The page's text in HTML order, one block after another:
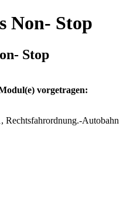
Non- Stop
Stop
vorgetragen:
Rechtsfahrordnung.-Autobahn